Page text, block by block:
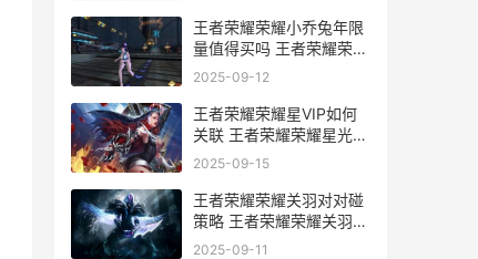
王者荣耀荣耀小乔兔年限
量值得买吗 王者荣耀荣耀
小乔称号怎么获得
2025-09-12
王者荣耀荣耀星VIP如何
关联 王者荣耀荣耀星光称
号怎么获得_1
2025-09-15
王者荣耀荣耀关羽对对碰
策略 王者荣耀荣耀关羽称
号
2025-09-11